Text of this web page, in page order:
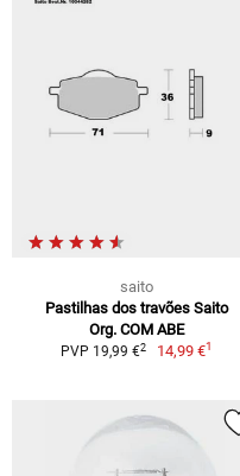
saito
Pastilhas dos travões Saito
Org. COM ABE
PVP 19,99 €2 14,99 €1